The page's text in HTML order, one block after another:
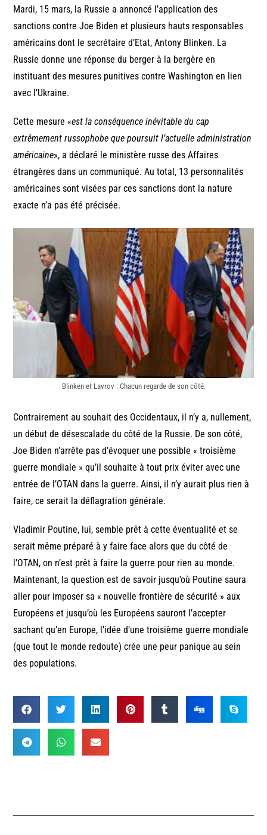
Mardi, 15 mars, la Russie a annoncé l’application des
sanctions contre Joe Biden et plusieurs hauts responsables
américains dont le secrétaire d’Etat, Antony Blinken. La
Russie donne une réponse du berger à la bergère en
instituant des mesures punitives contre Washington en lien
avec l’Ukraine.
Cette mesure «est la conséquence inévitable du cap
extrêmement russophobe que poursuit l’actuelle administration
américaine», a déclaré le ministère russe des Affaires
étrangères dans un communiqué. Au total, 13 personnalités
américaines sont visées par ces sanctions dont la nature
exacte n’a pas été précisée.
Blinken et Lavrov : Chacun regarde de son côté.
Contrairement au souhait des Occidentaux, il n’y a, nullement,
un début de désescalade du côté de la Russie. De son côté,
Joe Biden n’arrête pas d’évoquer une possible « troisième
guerre mondiale » qu’il souhaite à tout prix éviter avec une
entrée de l’OTAN dans la guerre. Ainsi, il n’y aurait plus rien à
faire, ce serait la déflagration générale.
Vladimir Poutine, lui, semble prêt à cette éventualité et se
serait même préparé à y faire face alors que du côté de
l’OTAN, on n’est prêt à faire la guerre pour rien au monde.
Maintenant, la question est de savoir jusqu’où Poutine saura
aller pour imposer sa « nouvelle frontière de sécurité » aux
Européens et jusqu’où les Européens sauront l’accepter
sachant qu’en Europe, l’idée d’une troisième guerre mondiale
(que tout le monde redoute) crée une peur panique au sein
des populations.